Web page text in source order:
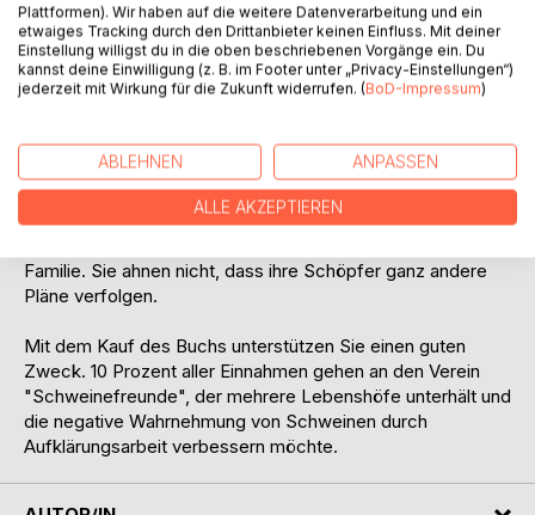
geboren, in der es nur ein Gebot gibt: Wer sich fett frisst,
führt ein frommes Leben und wird von den Göttern ins
Paradies geführt. Den Kranken, Schwachen und Dürren
droht hingegen die Verdammnis. Er hinterfragt dieses
Bruder und seiner Mutter führt, die als Priesterin das Wort
der Götter predigt. Die belastende Situation spitzt sich zu,
als die erhabenen Wesen das Lichtportal ein weiteres Mal
öffnen, um die Auserwählten an ihrer Seite zu begrüßen.
Familie. Sie ahnen nicht, dass ihre Schöpfer ganz andere
Pläne verfolgen.
Mit dem Kauf des Buchs unterstützen Sie einen guten
Zweck. 10 Prozent aller Einnahmen gehen an den Verein
"Schweinefreunde", der mehrere Lebenshöfe unterhält und
die negative Wahrnehmung von Schweinen durch
Aufklärungsarbeit verbessern möchte.
Plattformen). Wir haben auf die weitere Datenverarbeitung und ein
etwaiges Tracking durch den Drittanbieter keinen Einfluss. Mit deiner
Einstellung willigst du in die oben beschriebenen Vorgänge ein. Du
kannst deine Einwilligung (z. B. im Footer unter „Privacy-Einstellungen“)
jederzeit mit Wirkung für die Zukunft widerrufen. (BoD-Impressum)
ABLEHNEN ANPASSEN
ALLE AKZEPTIEREN